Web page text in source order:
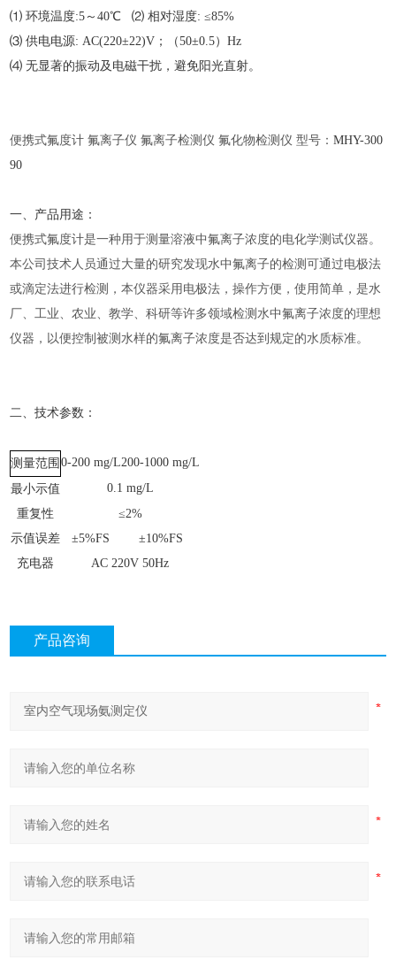
⑴ 环境温度:5～40℃ ⑵ 相对湿度: ≤85%
⑶ 供电电源: AC(220±22)V；（50±0.5）Hz
⑷ 无显著的振动及电磁干扰，避免阳光直射。
便携式氟度计 氟离子仪 氟离子检测仪 氟化物检测仪 型号：MHY-300
90
一、产品用途：
便携式氟度计是一种用于测量溶液中氟离子浓度的电化学测试仪器。
本公司技术人员通过大量的研究发现水中氟离子的检测可通过电极法
或滴定法进行检测，本仪器采用电极法，操作方便，使用简单，是水
厂、工业、农业、教学、科研等许多领域检测水中氟离子浓度的理想
仪器， 以便控制被测水样的氟离子浓度是否达到规定的水质标准。
二、技术参数：
测量范围 0-200 mg/L200-1000 mg/L
最小示值
0.1 mg/L
重复性
≤2%
示值误差
±5%FS
±10%FS
充电器
AC 220V 50Hz
产品咨询